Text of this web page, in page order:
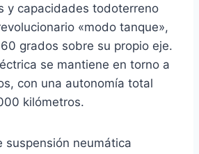
y capacidades todoterreno
«modo tanque»,
grados sobre su propio eje.
se mantiene en torno a
con una autonomía total
kilómetros.
suspensión neumática